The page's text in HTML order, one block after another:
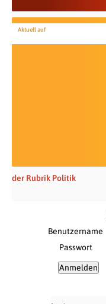
Aktuell auf
der Rubrik Politik
Benutzername
Passwort